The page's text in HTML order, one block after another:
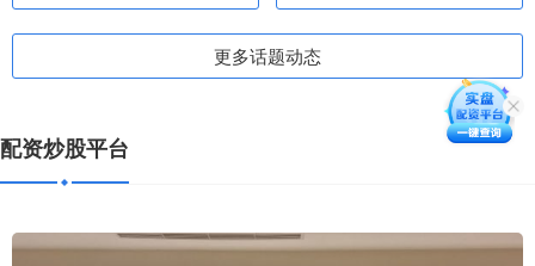
更多话题动态
配资炒股平台